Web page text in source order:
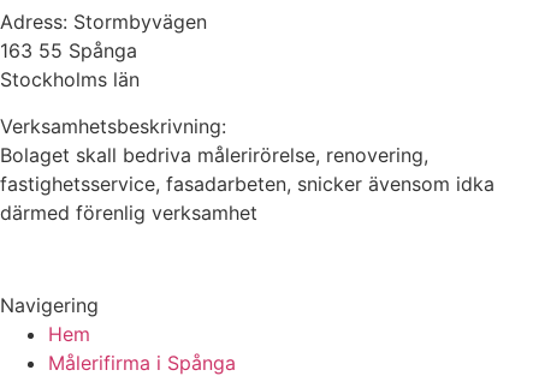
Adress: Stormbyvägen
163 55 Spånga
Stockholms län
Verksamhetsbeskrivning:
Bolaget skall bedriva målerirörelse, renovering,
fastighetsservice, fasadarbeten, snicker ävensom idka
därmed förenlig verksamhet
Navigering
Hem
Målerifirma i Spånga